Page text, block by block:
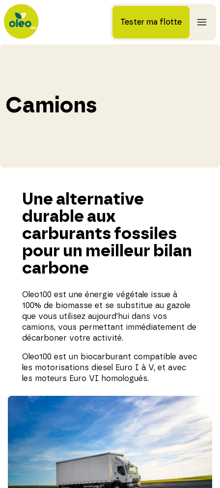
Tester ma flotte
Camions
Une alternative
durable aux
carburants fossiles
pour un meilleur bilan
carbone
Oleo100 est une énergie végétale issue à
100% de biomasse et se substitue au gazole
que vous utilisez aujourd’hui dans vos
camions, vous permettant immédiatement de
décarboner votre activité.
Oleo100 est un biocarburant compatible avec
les motorisations diesel Euro I à V, et avec
les moteurs Euro VI homologués.